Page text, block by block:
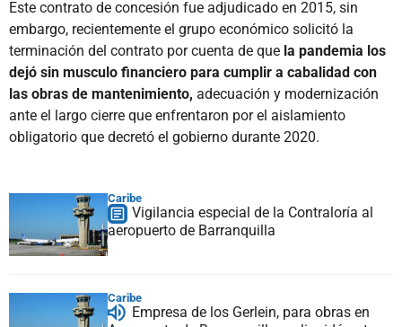
Este contrato de concesión fue adjudicado en 2015, sin
embargo, recientemente el grupo económico solicitó la
terminación del contrato por cuenta de que la pandemia los
dejó sin musculo financiero para cumplir a cabalidad con
las obras de mantenimiento, adecuación y modernización
ante el largo cierre que enfrentaron por el aislamiento
obligatorio que decretó el gobierno durante 2020.
Caribe
Vigilancia especial de la Contraloría al
aeropuerto de Barranquilla
Caribe
Empresa de los Gerlein, para obras en